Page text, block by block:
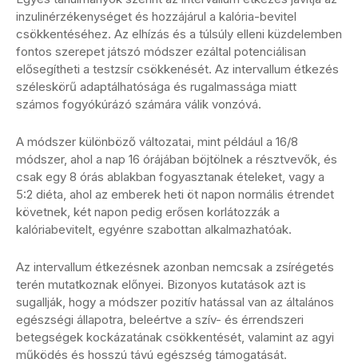
inzulinérzékenységet és hozzájárul a kalória-bevitel
csökkentéséhez. Az elhízás és a túlsúly elleni küzdelemben
fontos szerepet játszó módszer ezáltal potenciálisan
elősegítheti a testzsír csökkenését. Az intervallum étkezés
széleskörű adaptálhatósága és rugalmassága miatt
számos fogyókúrázó számára válik vonzóvá.
A módszer különböző változatai, mint például a 16/8
módszer, ahol a nap 16 órájában böjtölnek a résztvevők, és
csak egy 8 órás ablakban fogyasztanak ételeket, vagy a
5:2 diéta, ahol az emberek heti öt napon normális étrendet
követnek, két napon pedig erősen korlátozzák a
kalóriabevitelt, egyénre szabottan alkalmazhatóak.
Az intervallum étkezésnek azonban nemcsak a zsírégetés
terén mutatkoznak előnyei. Bizonyos kutatások azt is
sugallják, hogy a módszer pozitív hatással van az általános
egészségi állapotra, beleértve a szív- és érrendszeri
betegségek kockázatának csökkentését, valamint az agyi
működés és hosszú távú egészség támogatását.